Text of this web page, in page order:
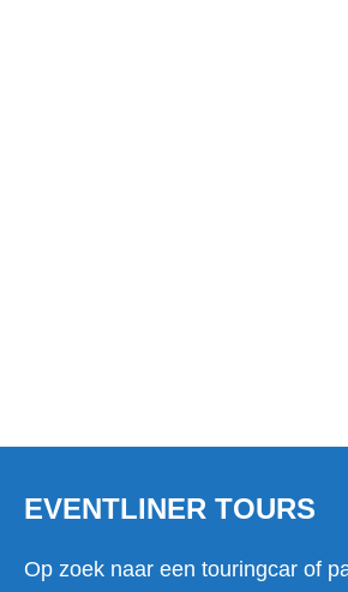
EVENTLINER TOURS
Op zoek naar een touringcar of